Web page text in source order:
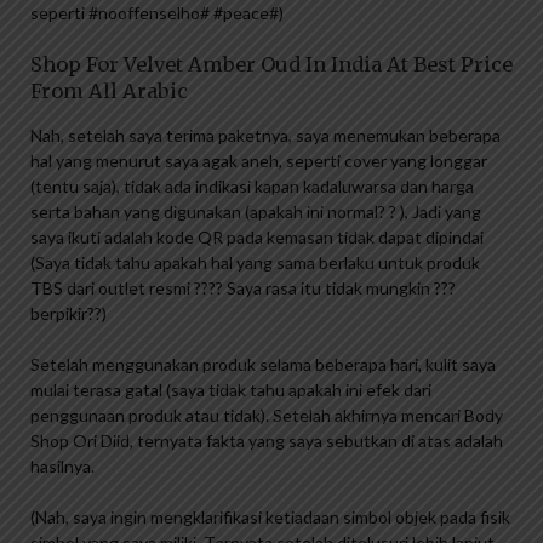
seperti #nooffenselho# #peace#)
Shop For Velvet Amber Oud In India At Best Price
From All Arabic
Nah, setelah saya terima paketnya, saya menemukan beberapa
hal yang menurut saya agak aneh, seperti cover yang longgar
(tentu saja), tidak ada indikasi kapan kadaluwarsa dan harga
serta bahan yang digunakan (apakah ini normal? ? ), Jadi yang
saya ikuti adalah kode QR pada kemasan tidak dapat dipindai
(Saya tidak tahu apakah hal yang sama berlaku untuk produk
TBS dari outlet resmi ???? Saya rasa itu tidak mungkin ???
berpikir??)
Setelah menggunakan produk selama beberapa hari, kulit saya
mulai terasa gatal (saya tidak tahu apakah ini efek dari
penggunaan produk atau tidak). Setelah akhirnya mencari Body
Shop Ori Diid, ternyata fakta yang saya sebutkan di atas adalah
hasilnya.
(Nah, saya ingin mengklarifikasi ketiadaan simbol objek pada fisik